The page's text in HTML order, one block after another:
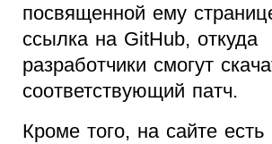
посвященной ему
ссылка на GitHub, откуда
разработчики смогут
соответствующий патч.
Кроме того, на сайте есть